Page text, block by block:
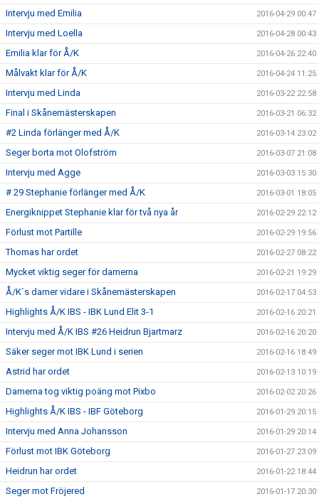
Intervju med Emilia 2016-04-29 00:47
Intervju med Loella 2016-04-28 00:43
Emilia klar för Å/K 2016-04-26 22:40
Målvakt klar för Å/K 2016-04-24 11:25
Intervju med Linda 2016-03-22 22:58
Final i Skånemästerskapen 2016-03-21 06:32
#2 Linda förlänger med Å/K 2016-03-14 23:02
Seger borta mot Olofström 2016-03-07 21:08
Intervju med Agge 2016-03-03 15:30
# 29 Stephanie förlänger med Å/K 2016-03-01 18:05
Energiknippet Stephanie klar för två nya år 2016-02-29 22:12
Förlust mot Partille 2016-02-29 19:56
Thomas har ordet 2016-02-27 08:22
Mycket viktig seger för damerna 2016-02-21 19:29
Å/K´s damer vidare i Skånemästerskapen 2016-02-17 04:53
Highlights Å/K IBS - IBK Lund Elit 3-1 2016-02-16 20:21
Intervju med Å/K IBS #26 Heidrun Bjartmarz 2016-02-16 20:20
Säker seger mot IBK Lund i serien 2016-02-16 18:49
Astrid har ordet 2016-02-13 10:19
Damerna tog viktig poäng mot Pixbo 2016-02-02 20:26
Highlights Å/K IBS - IBF Göteborg 2016-01-29 20:15
Intervju med Anna Johansson 2016-01-29 20:14
Förlust mot IBK Göteborg 2016-01-27 23:09
Heidrun har ordet 2016-01-22 18:44
Seger mot Fröjered 2016-01-17 20:30